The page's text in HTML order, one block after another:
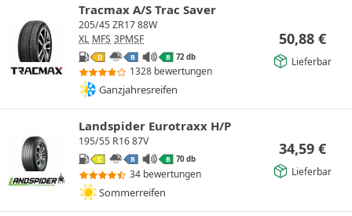
Tracmax A/S Trac Saver
205/45 ZR17 88W
XL MFS 3PMSF
D B B 72 db
1328 bewertungen
Ganzjahresreifen
50,88 €
Lieferbar
Landspider Eurotraxx H/P
195/55 R16 87V
C B B 70 db
34 bewertungen
Sommerreifen
34,59 €
Lieferbar